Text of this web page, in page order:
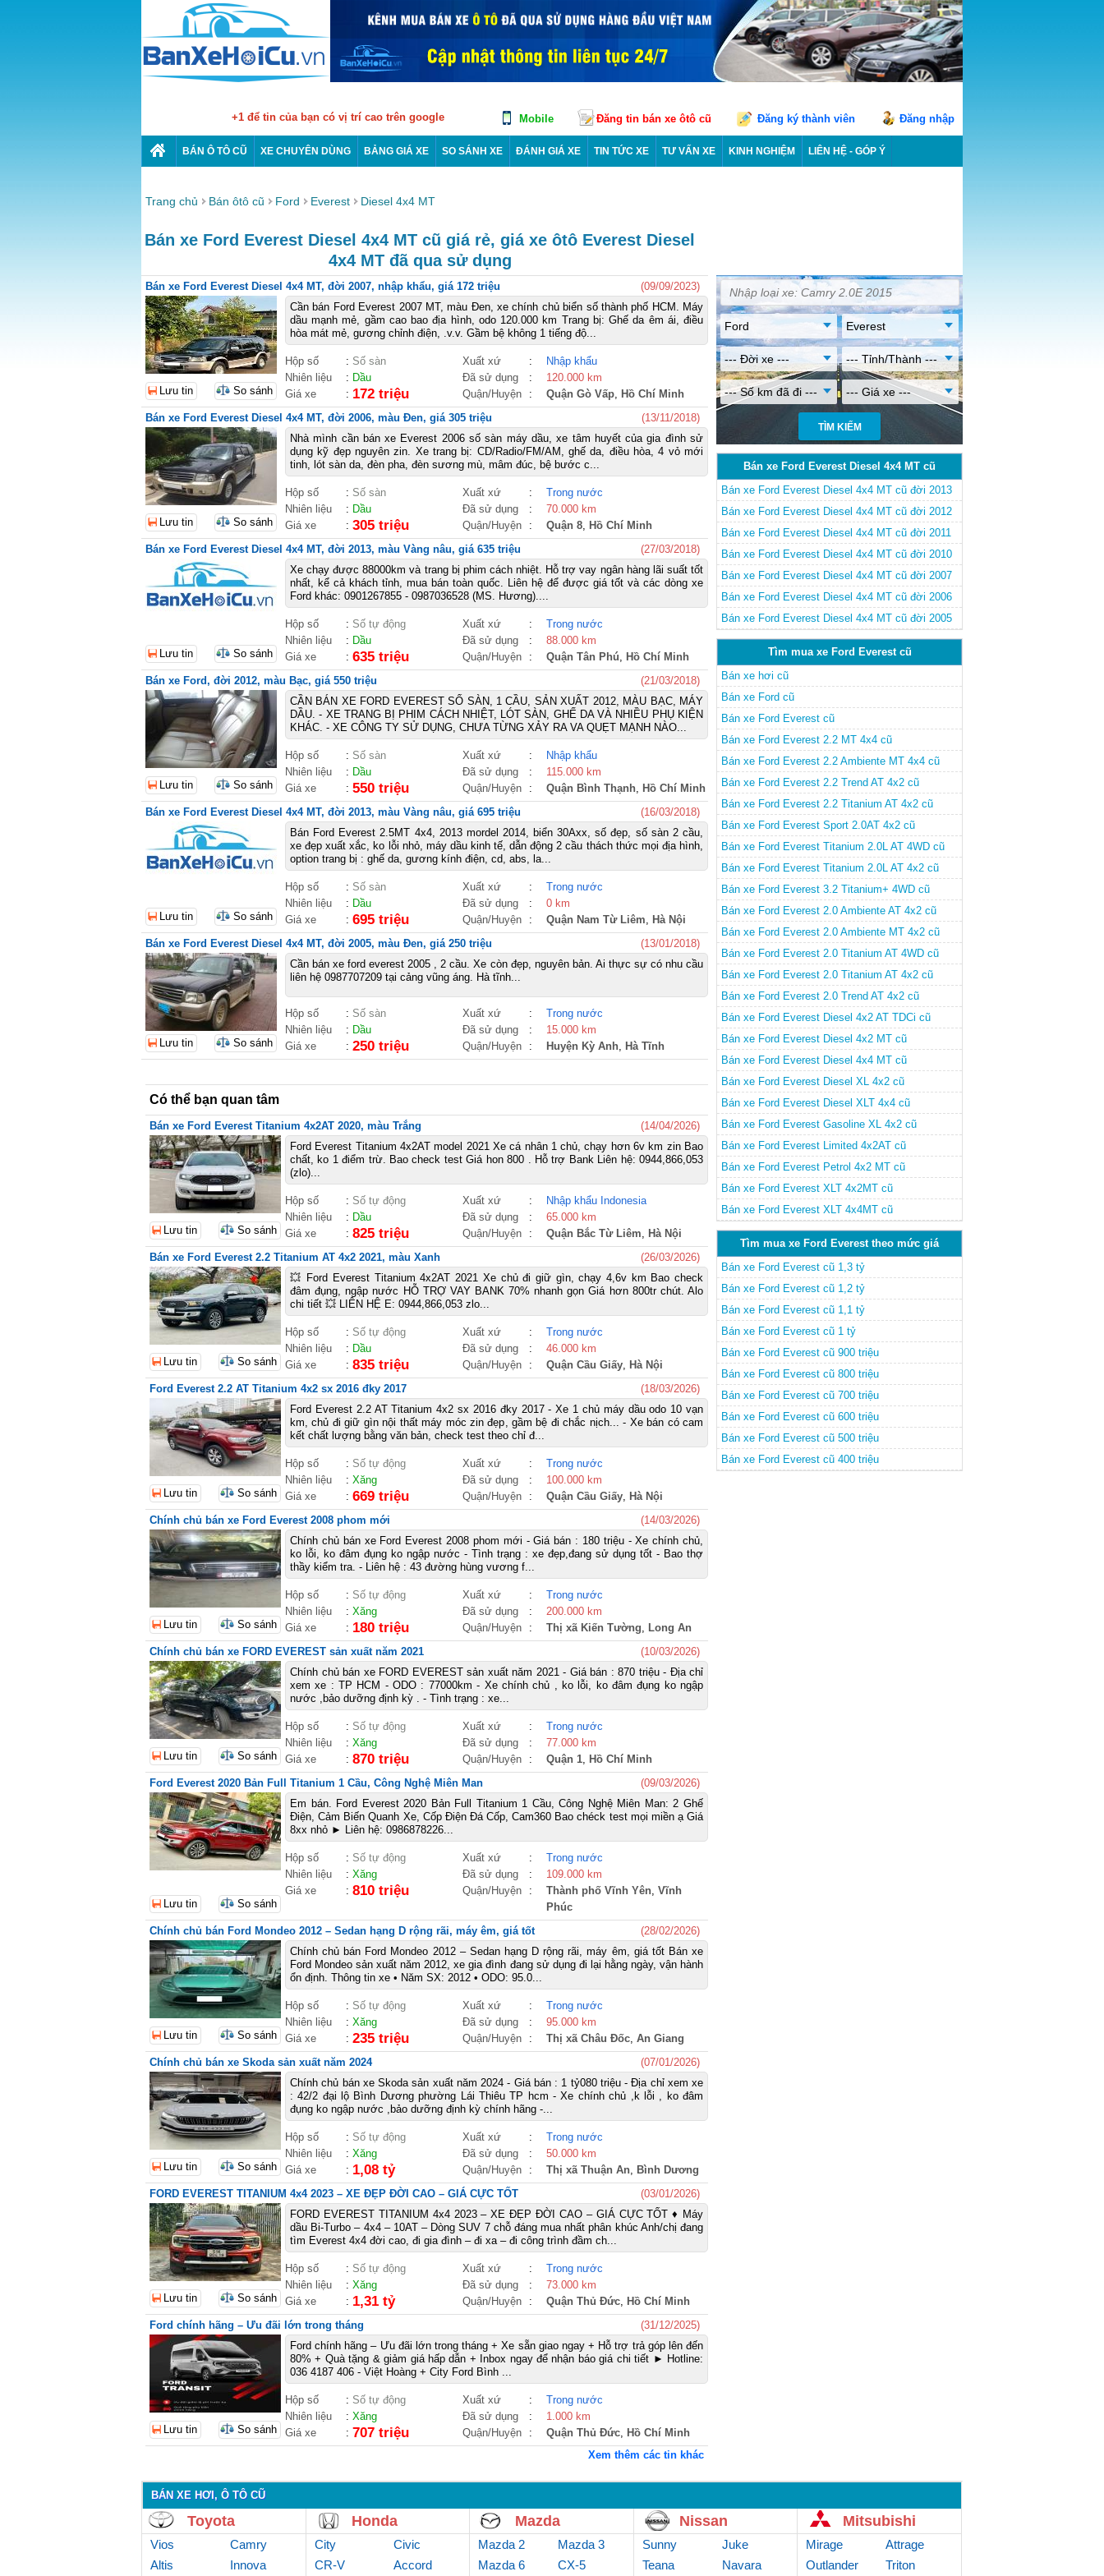
+1 để tin của bạn có vị trí cao trên google Mobile Đăng tin bán xe ôtô cũ Đăng ký thành viên Đăng nhập
BÁN Ô TÔ CŨ XE CHUYÊN DÙNG BẢNG GIÁ XE SO SÁNH XE ĐÁNH GIÁ XE TIN TỨC XE TƯ VẤN XE KINH NGHIỆM LIÊN HỆ - GÓP Ý
Trang chủ Bán ôtô cũ Ford Everest Diesel 4x4 MT
Bán xe Ford Everest Diesel 4x4 MT cũ giá rẻ, giá xe ôtô Everest Diesel
4x4 MT đã qua sử dụng
Bán xe Ford Everest Diesel 4x4 MT, đời 2007, nhập khẩu, giá 172 triệu
(09/09/2023)
Cần bán Ford Everest 2007 MT, màu Đen, xe chính chủ biển số thành phố HCM. Máy
dầu mạnh mẻ, gầm cao bao địa hình, odo 120.000 km Trang bị: Ghế da êm ái, điều
hòa mát mẻ, gương chỉnh điện, .v.v. Gầm bệ không 1 tiếng độ...
Hộp số : Số sàn Xuất xứ :
Nhập khẩu
Nhiên liệu
: Dầu Đã sử dụng :
120.000 km
Giá xe
: 172 triệu Quận/Huyện : Quận Gò Vấp, Hồ Chí Minh
Lưu tin So sánh
Bán xe Ford Everest Diesel 4x4 MT, đời 2006, màu Đen, giá 305 triệu
(13/11/2018)
Nhà mình cần bán xe Everest 2006 số sàn máy dầu, xe tâm huyết của gia đình sử
dụng kỹ đẹp nguyên zin. Xe trang bị: CD/Radio/FM/AM, ghế da, điều hòa, 4 vỏ mới
tinh, lót sàn da, đèn pha, đèn sương mù, mâm đúc, bệ bước c...
Hộp số : Số sàn Xuất xứ :
Trong nước
Nhiên liệu
: Dầu Đã sử dụng :
70.000 km
Giá xe
: 305 triệu Quận/Huyện : Quận 8, Hồ Chí Minh
Lưu tin So sánh
Bán xe Ford Everest Diesel 4x4 MT, đời 2013, màu Vàng nâu, giá 635 triệu
(27/03/2018)
Xe chạy được 88000km và trang bị phim cách nhiệt. Hỗ trợ vay ngân hàng lãi suất tốt
nhất, kể cả khách tỉnh, mua bán toàn quốc. Liên hệ để được giá tốt và các dòng xe
Ford khác: 0901267855 - 0987036528 (MS. Hương)....
Hộp số : Số tự động Xuất xứ :
Trong nước
Nhiên liệu
: Dầu Đã sử dụng :
88.000 km
Giá xe
: 635 triệu Quận/Huyện : Quận Tân Phú, Hồ Chí Minh
Lưu tin So sánh
Bán xe Ford, đời 2012, màu Bạc, giá 550 triệu
(21/03/2018)
CẦN BÁN XE FORD EVEREST SỐ SÀN, 1 CẦU, SẢN XUẤT 2012, MÀU BẠC, MÁY
DẦU. - XE TRANG BỊ PHIM CÁCH NHIỆT, LÓT SÀN, GHẾ DA VÀ NHIỀU PHỤ KIỆN
KHÁC. - XE CÔNG TY SỬ DỤNG, CHƯA TỪNG XẢY RA VA QUẸT MẠNH NÀO...
Hộp số : Số sàn Xuất xứ :
Nhập khẩu
Nhiên liệu
: Dầu Đã sử dụng :
115.000 km
Giá xe
: 550 triệu Quận/Huyện : Quận Bình Thạnh, Hồ Chí Minh
Lưu tin So sánh
Bán xe Ford Everest Diesel 4x4 MT, đời 2013, màu Vàng nâu, giá 695 triệu
(16/03/2018)
Bán Ford Everest 2.5MT 4x4, 2013 mordel 2014, biển 30Axx, số đẹp, số sàn 2 cầu,
xe đẹp xuất xắc, ko lỗi nhỏ, máy dầu kinh tế, dẫn động 2 cầu thách thức mọi địa hình,
option trang bị : ghế da, gương kính điện, cd, abs, la...
Hộp số : Số sàn Xuất xứ :
Trong nước
Nhiên liệu
: Dầu Đã sử dụng :
0 km
Giá xe
: 695 triệu Quận/Huyện : Quận Nam Từ Liêm, Hà Nội
Lưu tin So sánh
Bán xe Ford Everest Diesel 4x4 MT, đời 2005, màu Đen, giá 250 triệu
(13/01/2018)
Cần bán xe ford everest 2005 , 2 cầu. Xe còn đẹp, nguyên bản. Ai thực sự có nhu cầu
liên hệ 0987707209 tại cảng vũng áng. Hà tĩnh...
Hộp số : Số sàn Xuất xứ :
Trong nước
Nhiên liệu
: Dầu Đã sử dụng :
15.000 km
Giá xe
: 250 triệu Quận/Huyện : Huyện Kỳ Anh, Hà Tĩnh
Lưu tin So sánh
Có thể bạn quan tâm
Bán xe Ford Everest Titanium 4x2AT 2020, màu Trắng
(14/04/2026)
Ford Everest Titanium 4x2AT model 2021 Xe cá nhân 1 chủ, chạy hơn 6v km zin Bao
chất, ko 1 điểm trừ. Bao check test Giá hon 800 . Hỗ trợ Bank Liên hệ: 0944,866,053
(zlo)...
Hộp số : Số tự động Xuất xứ :
Nhập khẩu Indonesia
Nhiên liệu
: Dầu Đã sử dụng :
65.000 km
Giá xe
: 825 triệu Quận/Huyện : Quận Bắc Từ Liêm, Hà Nội
Lưu tin So sánh
Bán xe Ford Everest 2.2 Titanium AT 4x2 2021, màu Xanh
(26/03/2026)
💥 Ford Everest Titanium 4x2AT 2021 Xe chủ đi giữ gìn, chạy 4,6v km Bao check
đâm đụng, ngập nước HỖ TRỢ VAY BANK 70% nhanh gọn Giá hơn 800tr chút. Alo
chi tiết 💥 LIÊN HỆ E: 0944,866,053 zlo...
Hộp số : Số tự động Xuất xứ :
Trong nước
Nhiên liệu
: Dầu Đã sử dụng :
46.000 km
Giá xe
: 835 triệu Quận/Huyện : Quận Cầu Giấy, Hà Nội
Lưu tin So sánh
Ford Everest 2.2 AT Titanium 4x2 sx 2016 đky 2017
(18/03/2026)
Ford Everest 2.2 AT Titanium 4x2 sx 2016 đky 2017 - Xe 1 chủ máy dầu odo 10 vạn
km, chủ đi giữ gìn nội thất máy móc zin đẹp, gầm bệ đi chắc nịch... - Xe bán có cam
kết chất lượng bằng văn bản, check test theo chỉ đ...
Hộp số : Số tự động Xuất xứ :
Trong nước
Nhiên liệu
: Xăng Đã sử dụng :
100.000 km
Giá xe
: 669 triệu Quận/Huyện : Quận Cầu Giấy, Hà Nội
Lưu tin So sánh
Chính chủ bán xe Ford Everest 2008 phom mới
(14/03/2026)
Chính chủ bán xe Ford Everest 2008 phom mới - Giá bán : 180 triệu - Xe chính chủ,
ko lỗi, ko đâm đụng ko ngập nước - Tình trạng : xe đẹp,đang sử dụng tốt - Bao thợ
thầy kiểm tra. - Liên hệ : 43 đường hùng vương f...
Hộp số : Số tự động Xuất xứ :
Trong nước
Nhiên liệu
: Xăng Đã sử dụng :
200.000 km
Giá xe
: 180 triệu Quận/Huyện : Thị xã Kiến Tường, Long An
Lưu tin So sánh
Chính chủ bán xe FORD EVEREST sản xuất năm 2021
(10/03/2026)
Chính chủ bán xe FORD EVEREST sản xuất năm 2021 - Giá bán : 870 triệu - Địa chỉ
xem xe : TP HCM - ODO : 77000km - Xe chính chủ , ko lỗi, ko đâm đụng ko ngập
nước ,bảo dưỡng định kỳ . - Tình trạng : xe...
Hộp số : Số tự động Xuất xứ :
Trong nước
Nhiên liệu
: Xăng Đã sử dụng :
77.000 km
Giá xe
: 870 triệu Quận/Huyện : Quận 1, Hồ Chí Minh
Lưu tin So sánh
Ford Everest 2020 Bản Full Titanium 1 Cầu, Công Nghệ Miên Man
(09/03/2026)
Em bán. Ford Everest 2020 Bản Full Titanium 1 Cầu, Công Nghệ Miên Man: 2 Ghế
Điện, Cảm Biến Quanh Xe, Cốp Điện Đá Cốp, Cam360 Bao chéck test mọi miền ạ Giá
8xx nhỏ ► Liên hệ: 0986878226...
Hộp số : Số tự động Xuất xứ :
Trong nước
Nhiên liệu
: Xăng Đã sử dụng :
109.000 km
Giá xe
: 810 triệu Quận/Huyện : Thành phố Vĩnh Yên, Vĩnh
Phúc
Lưu tin So sánh
Chính chủ bán Ford Mondeo 2012 – Sedan hạng D rộng rãi, máy êm, giá tốt
(28/02/2026)
Chính chủ bán Ford Mondeo 2012 – Sedan hạng D rộng rãi, máy êm, giá tốt Bán xe
Ford Mondeo sản xuất năm 2012, xe gia đình đang sử dụng đi lại hằng ngày, vận hành
ổn định. Thông tin xe • Năm SX: 2012 • ODO: 95.0...
Hộp số : Số tự động Xuất xứ :
Trong nước
Nhiên liệu
: Xăng Đã sử dụng :
95.000 km
Giá xe
: 235 triệu Quận/Huyện : Thị xã Châu Đốc, An Giang
Lưu tin So sánh
Chính chủ bán xe Skoda sản xuất năm 2024
(07/01/2026)
Chính chủ bán xe Skoda sản xuất năm 2024 - Giá bán : 1 tỷ080 triệu - Địa chỉ xem xe
: 42/2 đại lộ Bình Dương phường Lái Thiêu TP hcm - Xe chính chủ ,k lỗi , ko đâm
đụng ko ngập nước ,bảo dưỡng định kỳ chính hãng -...
Hộp số : Số tự động Xuất xứ :
Trong nước
Nhiên liệu
: Xăng Đã sử dụng :
50.000 km
Giá xe
: 1,08 tỷ Quận/Huyện : Thị xã Thuận An, Bình Dương
Lưu tin So sánh
FORD EVEREST TITANIUM 4x4 2023 – XE ĐẸP ĐỜI CAO – GIÁ CỰC TỐT
(03/01/2026)
FORD EVEREST TITANIUM 4x4 2023 – XE ĐẸP ĐỜI CAO – GIÁ CỰC TỐT ♦ Máy
dầu Bi-Turbo – 4x4 – 10AT – Dòng SUV 7 chỗ đáng mua nhất phân khúc Anh/chị đang
tìm Everest 4x4 đời cao, đi gia đình – đi xa – đi công trình đầm ch...
Hộp số : Số tự động Xuất xứ :
Trong nước
Nhiên liệu
: Xăng Đã sử dụng :
73.000 km
Giá xe
: 1,31 tỷ Quận/Huyện : Quận Thủ Đức, Hồ Chí Minh
Lưu tin So sánh
Ford chính hãng – Ưu đãi lớn trong tháng
(31/12/2025)
Ford chính hãng – Ưu đãi lớn trong tháng + Xe sẵn giao ngay + Hỗ trợ trả góp lên đến
80% + Quà tặng & giảm giá hấp dẫn + Inbox ngay để nhận báo giá chi tiết ► Hotline:
036 4187 406 - Việt Hoàng + City Ford Bình ...
Hộp số : Số tự động Xuất xứ :
Trong nước
Nhiên liệu
: Xăng Đã sử dụng :
1.000 km
Giá xe
: 707 triệu Quận/Huyện : Quận Thủ Đức, Hồ Chí Minh
Lưu tin So sánh
Xem thêm các tin khác
Ford Everest
--- Đời xe --- --- Tỉnh/Thành ---
--- Số km đã đi --- --- Giá xe ---
Bán xe Ford Everest Diesel 4x4 MT cũ
Bán xe Ford Everest Diesel 4x4 MT cũ đời 2013
Bán xe Ford Everest Diesel 4x4 MT cũ đời 2012
Bán xe Ford Everest Diesel 4x4 MT cũ đời 2011
Bán xe Ford Everest Diesel 4x4 MT cũ đời 2010
Bán xe Ford Everest Diesel 4x4 MT cũ đời 2007
Bán xe Ford Everest Diesel 4x4 MT cũ đời 2006
Bán xe Ford Everest Diesel 4x4 MT cũ đời 2005
Tìm mua xe Ford Everest cũ
Bán xe hơi cũ
Bán xe Ford cũ
Bán xe Ford Everest cũ
Bán xe Ford Everest 2.2 MT 4x4 cũ
Bán xe Ford Everest 2.2 Ambiente MT 4x4 cũ
Bán xe Ford Everest 2.2 Trend AT 4x2 cũ
Bán xe Ford Everest 2.2 Titanium AT 4x2 cũ
Bán xe Ford Everest Sport 2.0AT 4x2 cũ
Bán xe Ford Everest Titanium 2.0L AT 4WD cũ
Bán xe Ford Everest Titanium 2.0L AT 4x2 cũ
Bán xe Ford Everest 3.2 Titanium+ 4WD cũ
Bán xe Ford Everest 2.0 Ambiente AT 4x2 cũ
Bán xe Ford Everest 2.0 Ambiente MT 4x2 cũ
Bán xe Ford Everest 2.0 Titanium AT 4WD cũ
Bán xe Ford Everest 2.0 Titanium AT 4x2 cũ
Bán xe Ford Everest 2.0 Trend AT 4x2 cũ
Bán xe Ford Everest Diesel 4x2 AT TDCi cũ
Bán xe Ford Everest Diesel 4x2 MT cũ
Bán xe Ford Everest Diesel 4x4 MT cũ
Bán xe Ford Everest Diesel XL 4x2 cũ
Bán xe Ford Everest Diesel XLT 4x4 cũ
Bán xe Ford Everest Gasoline XL 4x2 cũ
Bán xe Ford Everest Limited 4x2AT cũ
Bán xe Ford Everest Petrol 4x2 MT cũ
Bán xe Ford Everest XLT 4x2MT cũ
Bán xe Ford Everest XLT 4x4MT cũ
Tìm mua xe Ford Everest theo mức giá
Bán xe Ford Everest cũ 1,3 tỷ
Bán xe Ford Everest cũ 1,2 tỷ
Bán xe Ford Everest cũ 1,1 tỷ
Bán xe Ford Everest cũ 1 tỷ
Bán xe Ford Everest cũ 900 triệu
Bán xe Ford Everest cũ 800 triệu
Bán xe Ford Everest cũ 700 triệu
Bán xe Ford Everest cũ 600 triệu
Bán xe Ford Everest cũ 500 triệu
Bán xe Ford Everest cũ 400 triệu
BÁN XE HƠI, Ô TÔ CŨ
Toyota
Vios
Camry
Altis
Innova
Honda
City
Civic
CR-V
Accord
Mazda
Mazda 2
Mazda 3
Mazda 6
CX-5
Nissan
Sunny
Juke
Teana
Navara
Mitsubishi
Mirage
Attrage
Outlander
Triton